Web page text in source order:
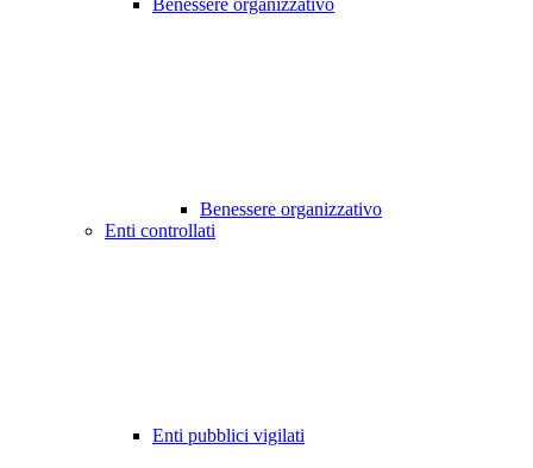
Benessere organizzativo
Benessere organizzativo
Enti controllati
Enti pubblici vigilati